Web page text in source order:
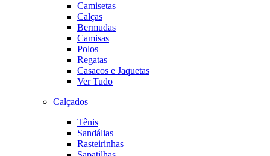
Camisetas
Calças
Bermudas
Camisas
Polos
Regatas
Casacos e Jaquetas
Ver Tudo
Calçados
Tênis
Sandálias
Rasteirinhas